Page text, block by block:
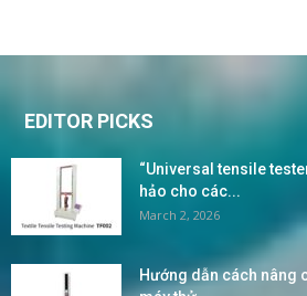
EDITOR PICKS
“Universal tensile
hảo cho các...
March 2, 2026
Hướng dẫn cách nâng